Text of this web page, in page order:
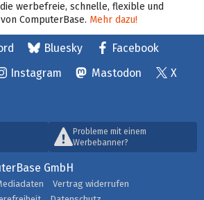
werbefreie, schnelle, flexible und
ComputerBase. Mehr dazu!
Bluesky
Facebook
Instagram Mastodon
X
Probleme mit einem
Werbebanner?
GmbH
Vertrag widerrufen